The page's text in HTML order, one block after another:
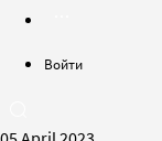
Войти